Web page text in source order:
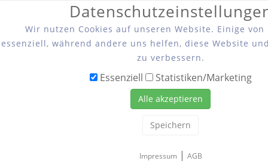
Wir nutzen Cookies auf unseren Website. Einige
essenziell, während andere uns helfen, diese Website
zu verbessern.
Essenziell Statistiken/Marketing
Alle akzeptieren
Speichern
Impressum| AGB